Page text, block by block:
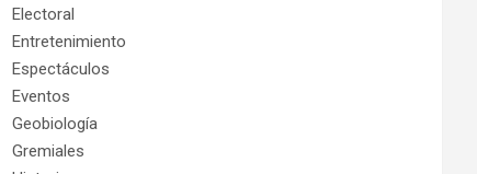
Electoral
Entretenimiento
Espectáculos
Eventos
Geobiología
Gremiales